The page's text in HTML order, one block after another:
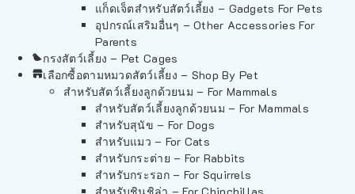
แก็ดเจ็ตสำหรับสัตว์เลี้ยง – Gadgets For Pets
อุปกรณ์เสริมอื่นๆ – Other Accessories For
Parents
กรงสัตว์เลี้ยง – Pet Cages
เลือกซื้อตามหมวดสัตว์เลี้ยง – Shop By Pet
สำหรับสัตว์เลี้ยงลูกด้วยนม – For Mammals
สำหรับสัตว์เลี้ยงลูกด้วยนม – For Mammals
สำหรับสุนัข – For Dogs
สำหรับแมว – For Cats
สำหรับกระต่าย – For Rabbits
สำหรับกระรอก – For Squirrels